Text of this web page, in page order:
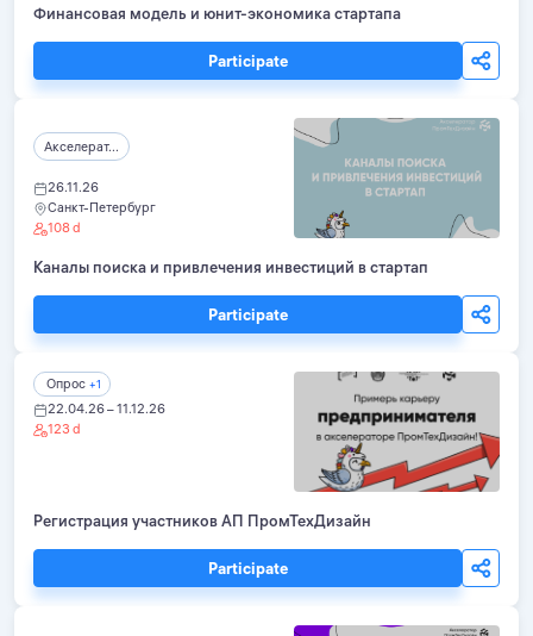
Финансовая модель и юнит-экономика стартапа
Participate
Акселерат...
26.11.26
Санкт-Петербург
108 d
Каналы поиска и привлечения инвестиций в стартап
Participate
Опрос +1
22.04.26 – 11.12.26
123 d
Регистрация участников АП ПромТехДизайн
Participate